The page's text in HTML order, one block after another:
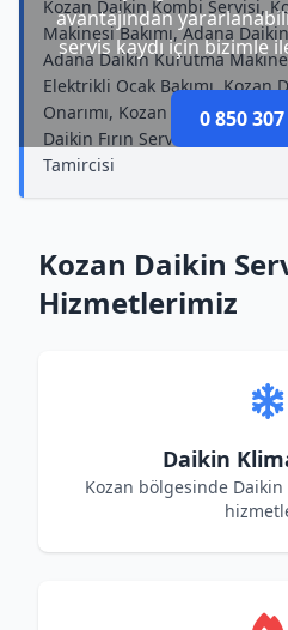
avantajından
servis kaydı için bizimle
0 850
Kozan Daikin Kombi Servisi,
Makinesi Bakımı, Adana
Adana Daikin Kurutma
Elektrikli Ocak Bakımı, Kozan
Onarımı, Kozan Daikin
Daikin Fırın Servisi, Kozan
Tamircisi
Kozan Daikin
Hizmetlerimiz
Daikin
Kozan bölgesinde Daikin